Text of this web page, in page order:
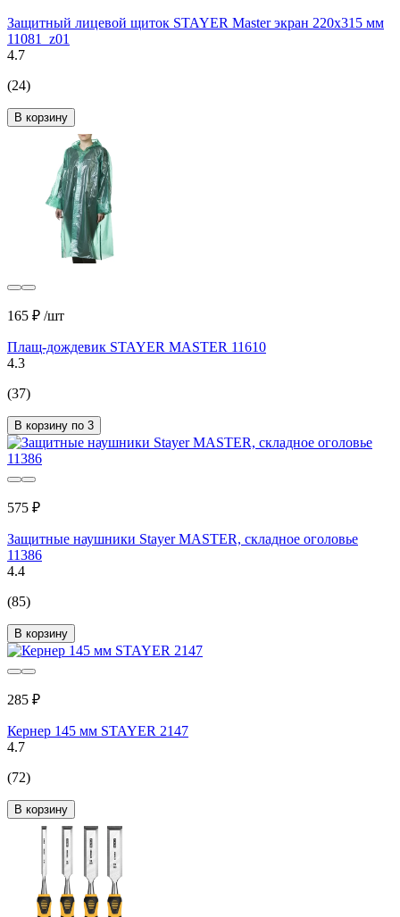
Защитный лицевой щиток STAYER Master экран 220x315 мм
11081_z01
4.7
(24)
В корзину
165 ₽ /шт
Плащ-дождевик STAYER MASTER 11610
4.3
(37)
В корзину по 3
575 ₽
Защитные наушники Stayer MASTER, складное оголовье
11386
4.4
(85)
В корзину
285 ₽
Кернер 145 мм STAYER 2147
4.7
(72)
В корзину